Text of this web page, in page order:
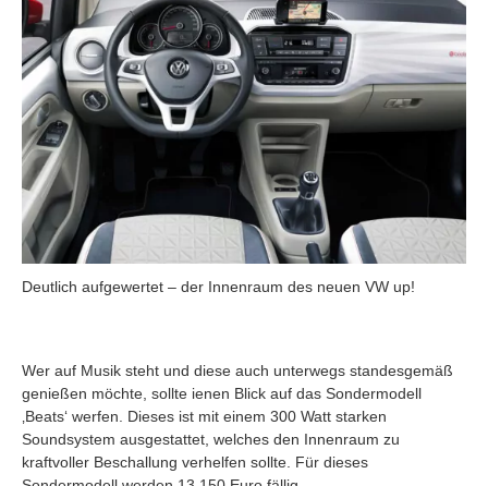
Deutlich aufgewertet – der Innenraum des neuen VW up!
Wer auf Musik steht und diese auch unterwegs standesgemäß
genießen möchte, sollte ienen Blick auf das Sondermodell
‚Beats‘ werfen. Dieses ist mit einem 300 Watt starken
Soundsystem ausgestattet, welches den Innenraum zu
kraftvoller Beschallung verhelfen sollte. Für dieses